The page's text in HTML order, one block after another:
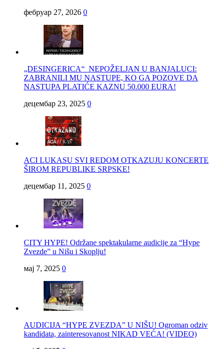
фебруар 27, 2026 0
„DESINGERICA“ NEPOŽELJAN U BANJALUCI:
ZABRANILI MU NASTUPE, KO GA POZOVE DA
NASTUPA PLATIĆE KAZNU 50.000 EURA!
децембар 23, 2025 0
ACI LUKASU SVI REDOM OTKAZUJU KONCERTE
ŠIROM REPUBLIKE SRPSKE!
децембар 11, 2025 0
CITY HYPE! Održane spektakularne audicije za “Hype
Zvezde” u Nišu i Skoplju!
мај 7, 2025 0
AUDICIJA “HYPE ZVEZDA” U NIŠU! Ogroman odziv
kandidata, zainteresovanost NIKAD VEĆA! (VIDEO)